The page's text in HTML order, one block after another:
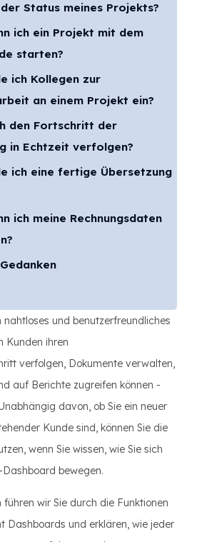
Status meines Projekts?
ich ein Projekt mit dem
starten?
ich Kollegen zur
an einem Projekt ein?
den Fortschritt der
in Echtzeit verfolgen?
ich eine fertige Übersetzung
ich meine Rechnungsdaten
nahtloses und benutzerfreundliches
Kunden ihren
verfolgen, Dokumente verwalten,
auf Berichte zugreifen können -
davon, ob Sie ein neuer
Kunde sind, können Sie die
wenn Sie wissen, wie Sie sich
bewegen.
wir Sie durch die Funktionen
Dashboards und erklären, wie jeder